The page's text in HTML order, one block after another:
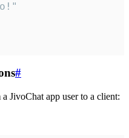
#
JivoChat app user to a client: